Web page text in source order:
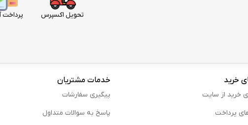
تحویل اکسپرس پرداخت
خرید
خرید از سایت
پرداخت
خدمات مشتریان
پیگیری سفارشات
پاسخ به سوالات متداول